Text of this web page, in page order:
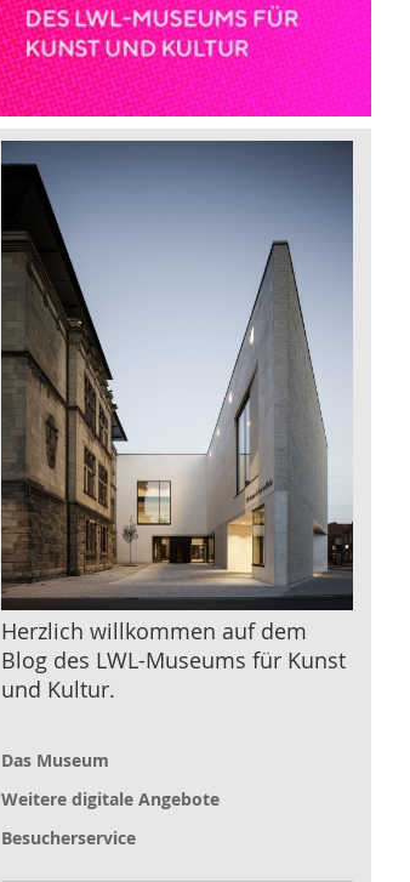
Herzlich willkommen auf dem
Blog des LWL-Museums für Kunst
und Kultur.
Das Museum
Weitere digitale Angebote
Besucherservice